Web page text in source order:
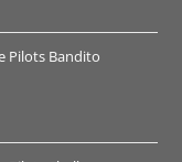
Pilots Bandito